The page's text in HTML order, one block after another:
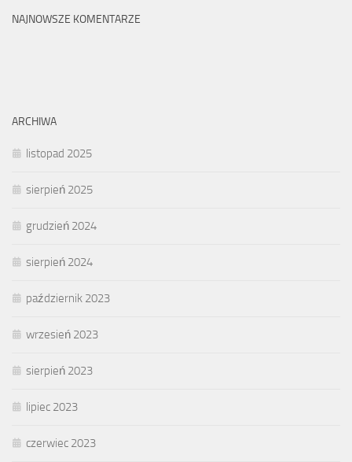
NAJNOWSZE KOMENTARZE
ARCHIWA
listopad 2025
sierpień 2025
grudzień 2024
sierpień 2024
październik 2023
wrzesień 2023
sierpień 2023
lipiec 2023
czerwiec 2023